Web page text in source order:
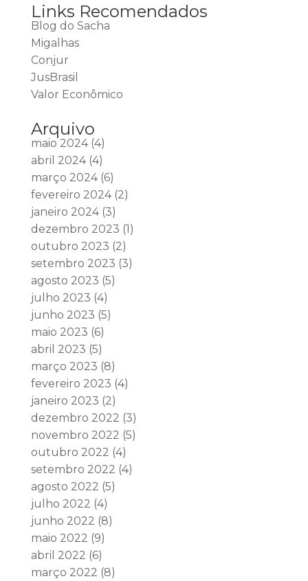
Links Recomendados
Blog do Sacha
Migalhas
Conjur
JusBrasil
Valor Econômico
Arquivo
maio 2024(4)
abril 2024(4)
março 2024(6)
fevereiro 2024(2)
janeiro 2024(3)
dezembro 2023 (1)
outubro 2023 (2)
setembro 2023 (3)
agosto 2023 (5)
julho 2023 (4)
junho 2023 (5)
maio 2023 (6)
abril 2023 (5)
março 2023 (8)
fevereiro 2023 (4)
janeiro 2023 (2)
dezembro 2022 (3)
novembro 2022 (5)
outubro 2022 (4)
setembro 2022 (4)
agosto 2022 (5)
julho 2022 (4)
junho 2022 (8)
maio 2022 (9)
abril 2022 (6)
março 2022 (8)